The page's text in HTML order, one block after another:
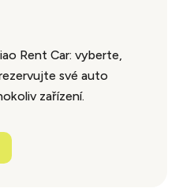
Rent Car: vyberte,
své auto
zařízení.